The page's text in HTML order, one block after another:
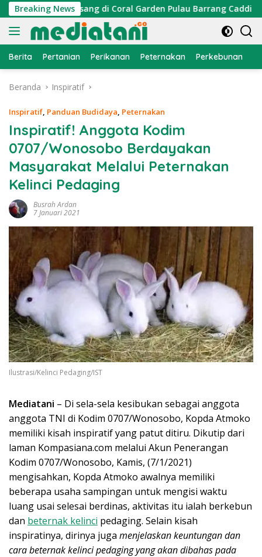
Langsung
ke
konten
Breaking News
di Coral Garden Pulau Barrang Caddi PDKT
Berita Pertanian Perikanan Peternakan Perkebunan
Beranda Inspiratif
Inspiratif, Panduan Budidaya, Peternakan
Inspiratif! Anggota Kodim
0707/Wonosobo Berdayakan
Masyarakat Melalui Peternakan
Kelinci Pedaging
Busrah Ardan
7 Januari 2021
Ilustrasi/Kelinci Pedaging/IST
Mediatani – Di sela-sela kesibukan sebagai anggota
anggota TNI di Kodim 0707/Wonosobo, Kopda Atmoko
memiliki kisah inspiratif yang patut ditiru. Dikutip dari
laman Kompasiana.com melalui Akun Penerangan
Kodim 0707/Wonosobo, Kamis, (7/1/2021)
mengisahkan, Kopda Atmoko awalnya memiliki
beberapa usaha sampingan untuk mengisi waktu
luang usai selesai berdinas, aktivitas itu ialah berkebun
dan beternak kelinci pedaging. Selain kisah
inspiratinya, dirinya juga menjelaskan keuntungan dan
cara beternak kelinci pedaging yang akan dibahas pada